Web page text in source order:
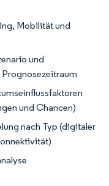
Mobilität und
und
und Chancen)
nach Typ (digitaler